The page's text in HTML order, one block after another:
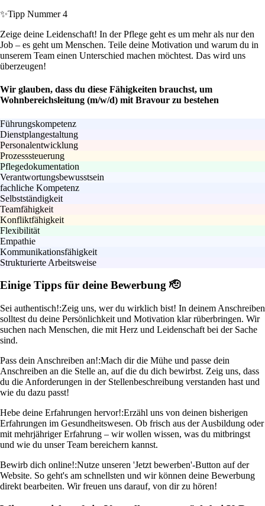
✨Tipp Nummer 4
Zeige deine Leidenschaft! In der Pflege geht es um mehr als nur den
Job – es geht um Menschen. Teile deine Motivation und warum du in
unserem Team einen Unterschied machen möchtest. Das wird uns
überzeugen!
Wir glauben, dass du diese Fähigkeiten brauchst, um
Wohnbereichsleitung (m/w/d) mit Bravour zu bestehen
Führungskompetenz
Dienstplangestaltung
Personalentwicklung
Prozesssteuerung
Pflegedokumentation
Verantwortungsbewusstsein
fachliche Kompetenz
Selbstständigkeit
Teamfähigkeit
Konfliktfähigkeit
Flexibilität
Empathie
Kommunikationsfähigkeit
Strukturierte Arbeitsweise
Einige Tipps für deine Bewerbung 🫡
Sei authentisch!:Zeig uns, wer du wirklich bist! In deinem Anschreiben
solltest du deine Persönlichkeit und Motivation klar rüberbringen. Wir
suchen nach Menschen, die mit Herz und Leidenschaft bei der Sache
sind.
Pass dein Anschreiben an!:Mach dir die Mühe und passe dein
Anschreiben an die Stelle an, auf die du dich bewirbst. Zeig uns, dass
du die Anforderungen in der Stellenbeschreibung verstanden hast und
wie du dazu passt!
Hebe deine Erfahrungen hervor!:Erzähl uns von deinen bisherigen
Erfahrungen im Gesundheitswesen. Ob frisch aus der Ausbildung oder
mit mehrjähriger Erfahrung – wir wollen wissen, was du mitbringst
und wie du unser Team bereichern kannst.
Bewirb dich online!:Nutze unseren 'Jetzt bewerben'-Button auf der
Website. So geht's am schnellsten und wir können deine Bewerbung
direkt bearbeiten. Wir freuen uns darauf, von dir zu hören!